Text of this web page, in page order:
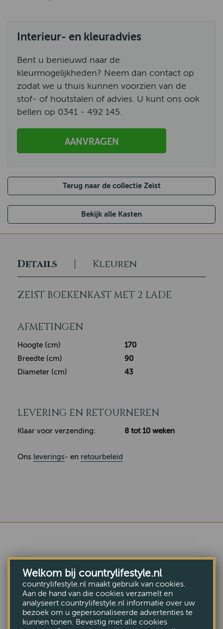
Interieur- en kleuradvies
Bent u benieuwd naar de
kleurmogelijkheden? Neem dan contact op
zodat we u thuis kunnen voorzien van de
stof- of houtstalen of advies. U kunt ons ook
bellen op 0341 - 492 145.
AANVRAGEN
Terug naar de collectie Zeist
Bekijk alle Kasten
Details Kleuren
ZEIST BOEKENKAST MET 2 LADE
AFMETINGEN
Hoogte (cm)
170
Breedte (cm)
90
Diameter (cm)
43
LEVERING EN RETOURNEREN
Klaar voor verzending: 8 tot 10 weken
Ons leverings- en retourbeleid
COMBINEER MET DEZE
MEUBELEN
Welkom bij countrylifestyle.nl
countrylifestyle.nl maakt gebruik van cookies.
Aan de hand van die cookies verzamelt en
analyseert countrylifestyle.nl informatie over uw
bezoek om u gepersonaliseerde advertenties te
kunnen tonen. Bevestig met alle cookies